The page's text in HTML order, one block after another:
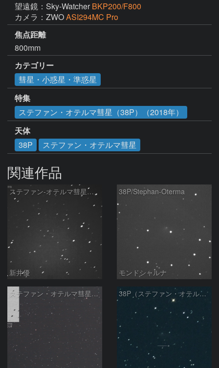
望遠鏡：Sky-Watcher BKP200/F800
カメラ：ZWOASI294MC Pro
焦点距離
800mm
カテゴリー
彗星・小惑星・準惑星
特集
ステファン・オテルマ彗星（38P）（2018年）
天体
38P
ステファン・オテルマ彗星
関連作品
ステファン-オテルマ彗星：2019/5/7
新井優
38P/Stephan-Oterma
モンドシャルナ
ステファン・オテルマ彗星：2019/4/2 38P（ステファン・オテルマ彗星）